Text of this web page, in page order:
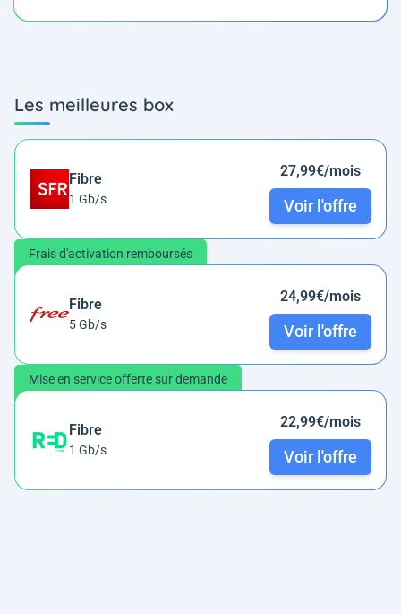
Les meilleures box
Fibre
1 Gb/s
27,99€/mois
Voir l'offre
Frais d'activation remboursés
Fibre
5 Gb/s
24,99€/mois
Voir l'offre
Mise en service offerte sur demande
Fibre
1 Gb/s
22,99€/mois
Voir l'offre